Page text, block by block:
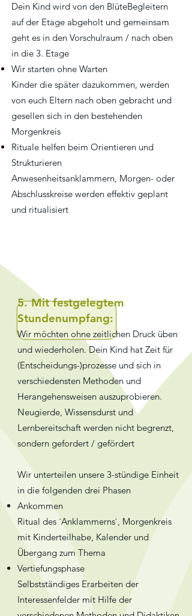
Dein Kind wird von den BlüteBegleitern
auf der Etage abgeholt und gemeinsam
geht es in den Vorschulraum / nach oben
in die 3. Etage
Wir starten ohne Warten
Kinder die später dazukommen, werden
von euch Eltern nach oben gebracht und
gesellen sich in den bestehenden
Morgenkreis
Rituale helfen beim Orientieren und
Strukturieren
Anwesenheitsanklammern, Morgen- oder
Abschlusskreise werden effektiv geplant
und ritualisiert
5. Mit festgelegtem
Stundenumpfang:
Wir möchten ohne zeitlichen Druck üben
und wiederholen. Dein Kind hat Zeit für
(Entscheidungs-)prozesse und sich in
verschiedensten Methoden und
Herangehensweisen auszuprobieren.
Neugierde, Wissensdurst und
Lernbereitschaft werden nicht begrenzt,
sondern gefordert / gefördert
Wir unterteilen unsere 3-stündige Einheit
in die folgenden drei Phasen
Ankommen
Ritual des ´Anklammerns`, Morgenkreis
mit Kinderteilhabe, Kalender und
Übergang zum Thema
Vertiefungsphase
Selbstständiges Erarbeiten der
Interessenfelder mit Hilfe der